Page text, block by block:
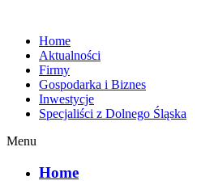
Home
Aktualności
Firmy
Gospodarka i Biznes
Inwestycje
Specjaliści z Dolnego Śląska
Menu
Home